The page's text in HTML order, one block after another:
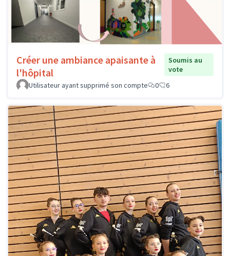
Créer une ambiance apaisante à
l'hôpital
Soumis au
vote
Utilisateur ayant supprimé son compte
0 6